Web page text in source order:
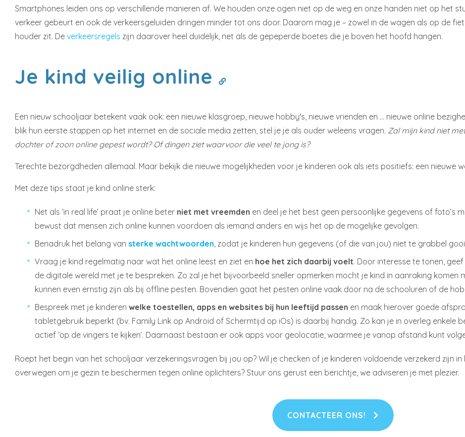
Smartphones leiden ons op verschillende manieren af. We houden onze ogen niet op de weg en onze handen niet op het
verkeer gebeurt en ook de verkeersgeluiden dringen minder tot ons door. Daarom mag je – zowel in de wagen als op de
houder zit. De verkeersregels zijn daarover heel duidelijk, net als de gepeperde boetes die je boven het hoofd hangen.
Je kind veilig online
Een nieuw schooljaar betekent vaak ook: een nieuwe klasgroep, nieuwe hobby's, nieuwe vrienden en … nieuwe online
blik hun eerste stappen op het internet en de sociale media zetten, stel je je als ouder weleens vragen. Zal mijn kind niet
dochter of zoon online gepest wordt? Of dingen ziet waarvoor die veel te jong is?
Terechte bezorgdheden allemaal. Maar bekijk die nieuwe mogelijkheden voor je kinderen ook als iets positiefs: een nieuwe
Met deze tips staat je kind online sterk:
Net als ‘in real life’ praat je online beter niet met vreemden en deel je het best geen persoonlijke gegevens of foto’s
bewust dat mensen zich online kunnen voordoen als iemand anders en wijs het op de mogelijke gevolgen.
Benadruk het belang van sterke wachtwoorden , zodat je kinderen hun gegevens (of die van jou) niet te grabbel
Vraag je kind regelmatig naar wat het online leest en ziet en hoe het zich daarbij voelt. Door interesse te tonen,
de digitale wereld met je te bespreken. Zo zal je het bijvoorbeeld sneller opmerken mocht je kind in aanraking komen
kunnen even ernstig zijn als bij offline pesten. Bovendien gaat het pesten online vaak door na de schooluren of de
Bespreek met je kinderen welke toestellen, apps en websites bij hun leeftijd passen en maak hierover goede
tabletgebruik beperkt (bv. Family Link op Android of Schermtijd op iOs) is daarbij handig. Zo kan je in overleg enkele
actief ‘op de vingers te kijken’. Daarnaast bestaan er ook apps voor geolocatie, waarmee je vanop afstand kunt
Roept het begin van het schooljaar verzekeringsvragen bij jou op? Wil je checken of je kinderen voldoende verzekerd zijn
overwegen om je gezin te beschermen tegen online oplichters? Stuur ons gerust een berichtje, we adviseren je met plezier.
CONTACTEER ONS!